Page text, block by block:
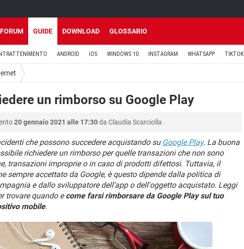
FORUM GUIDE DOWNLOAD GLOSSARIO
INTRATTENIMENTO ANDROID iOS WINDOWS 10 INSTAGRAM WHATSAPP TIKTOK
un rimborso su Google Play
20 gennaio 2021 alle 17:30da Claudia Scarciolla .
che possono succedere acquistando su Google Play. La buona
richiedere un rimborso per quelle transazioni che non sono
transazioni improprie o in caso di prodotti difettosi. Tuttavia, il
sempre accettato da Google, è questo dipende dalla politica di
e dallo sviluppatore dell’app o dell'oggetto acquistato. Leggi
trovare quando ecome farsi rimborsare da Google Play sul tuo
mobile.